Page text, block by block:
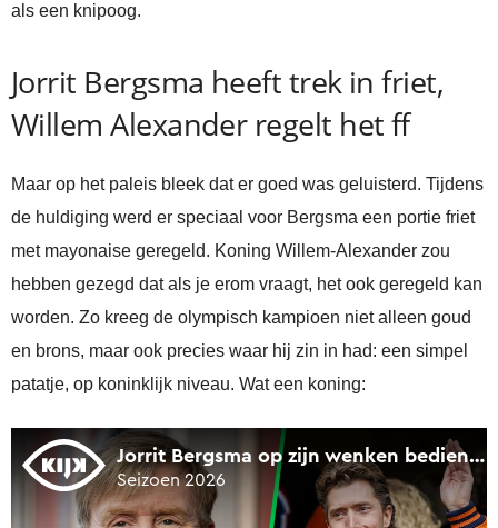
als een knipoog.
Jorrit Bergsma heeft trek in friet,
Willem Alexander regelt het ff
Maar op het paleis bleek dat er goed was geluisterd. Tijdens
de huldiging werd er speciaal voor Bergsma een portie friet
met mayonaise geregeld. Koning Willem-Alexander zou
hebben gezegd dat als je erom vraagt, het ook geregeld kan
worden. Zo kreeg de olympisch kampioen niet alleen goud
en brons, maar ook precies waar hij zin in had: een simpel
patatje, op koninklijk niveau. Wat een koning: